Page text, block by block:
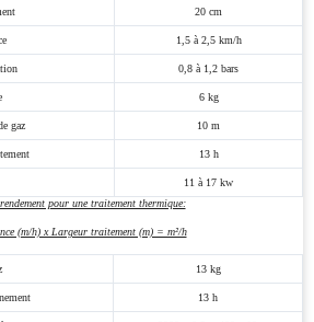
1,5 à 2,5 km/h
0,8 à 1,2 bars
6 kg
gaz 10 m
13 h
11 à 17 kw
pour une traitement thermique:
13 kg
13 h
2000 x 0,2 = 400 m²/h